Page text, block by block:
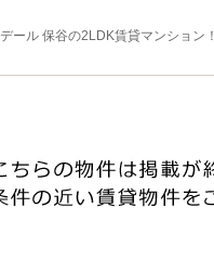
ール 保谷の2LDK賃貸マンション！